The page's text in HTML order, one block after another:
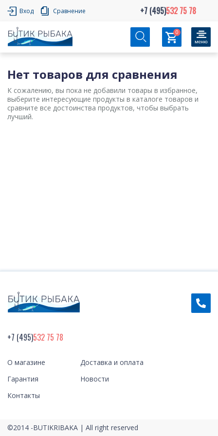
Вход Сравнение +7 (495)532 75 78
0
Нет товаров для сравнения
К сожалению, вы пока не добавили товары в избранное,
выберите интересующие продукты в каталоге товаров и
сравните все достоинства продуктов, чтобы выбрать
лучший.
+7 (495)532 75 78
О магазине
Доставка и оплата
Гарантия
Новости
Контакты
©2014 -BUTIKRIBAKA | All right reserved